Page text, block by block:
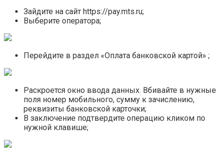
Зайдите на сайт https://pay.mts.ru;
Выберите оператора;
Перейдите в раздел «Оплата банковской картой» ;
Раскроется окно ввода данных. Вбивайте в нужные
поля номер мобильного, сумму к зачислению,
реквизиты банковской карточки;
В заключение подтвердите операцию кликом по
нужной клавише;